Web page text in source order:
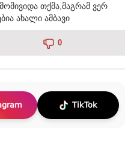
თქმა,მაგრამ ვერ
ახალი ამბავი
0
TikTok